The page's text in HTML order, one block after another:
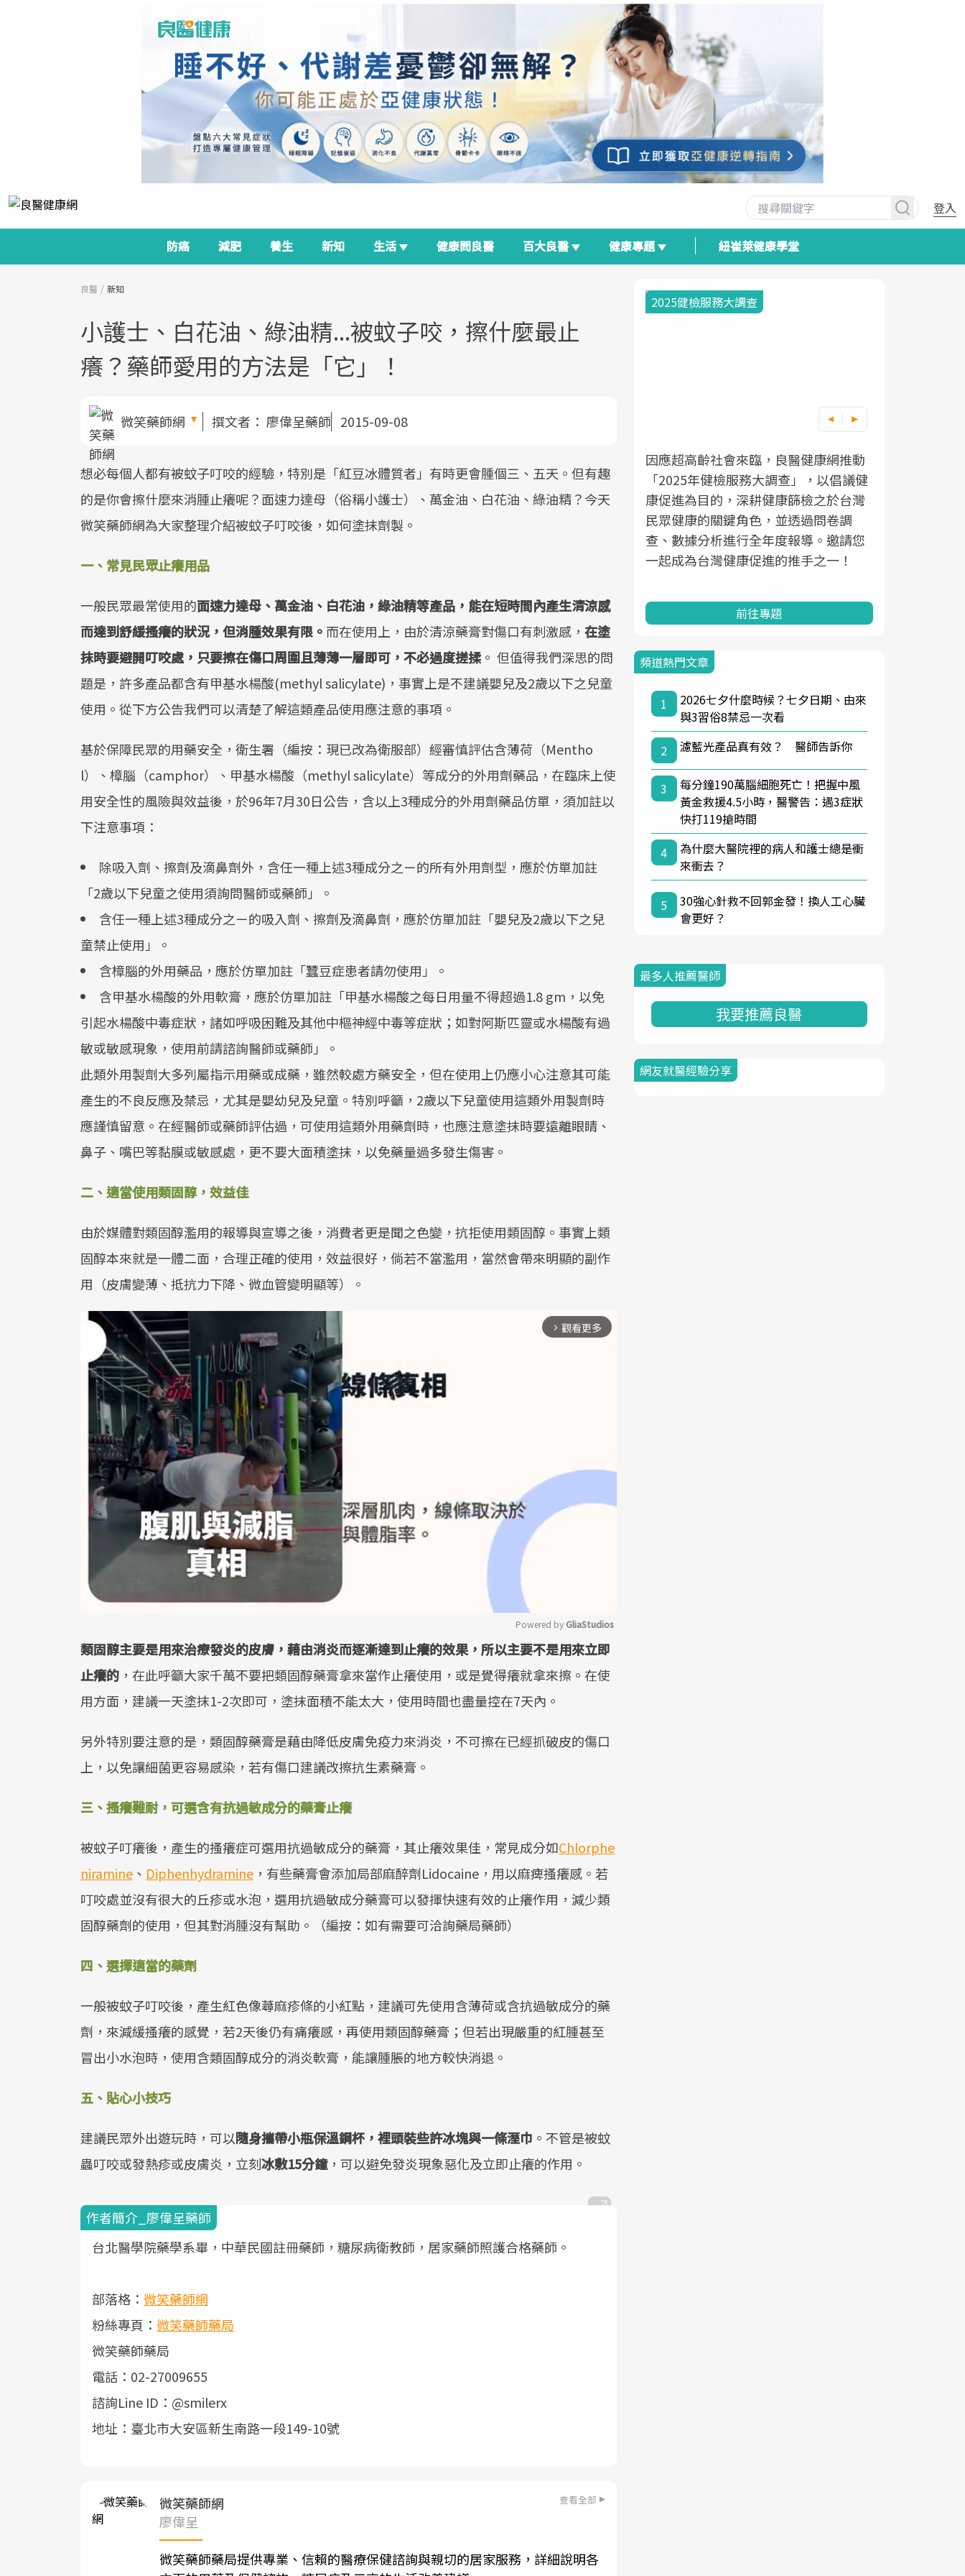
登入
防癌 減肥 養生 新知 生活 健康問良醫 百大良醫 健康專題 紐崔萊健康學堂
良醫 新知
小護士、白花油、綠油精...被蚊子咬，擦什麼最止
癢？藥師愛用的方法是「它」！
微笑藥師網 撰文者： 廖偉呈藥師 2015-09-08
想必每個人都有被蚊子叮咬的經驗，特別是「紅豆冰體質者」有時更會腫個三、五天。但有趣
的是你會擦什麼來消腫止癢呢？面速力達母（俗稱小護士）、萬金油、白花油、綠油精？今天
微笑藥師網為大家整理介紹被蚊子叮咬後，如何塗抹劑製。
一、常見民眾止癢用品
一般民眾最常使用的面速力達母、萬金油、白花油，綠油精等產品，能在短時間內產生清涼感
而達到舒緩搔癢的狀況，但消腫效果有限。 而在使用上，由於清涼藥膏對傷口有刺激感， 在塗
抹時要避開叮咬處，只要擦在傷口周圍且薄薄一層即可，不必過度搓揉 。 但值得我們深思的問
題是，許多產品都含有甲基水楊酸(methyl salicylate)，事實上是不建議嬰兒及2歲以下之兒童
使用。從下方公告我們可以清楚了解這類產品使用應注意的事項。
基於保障民眾的用藥安全，衛生署（編按：現已改為衛服部）經審慎評估含薄荷（Mentho
l）、樟腦（camphor）、甲基水楊酸（methyl salicylate）等成分的外用劑藥品，在臨床上使
用安全性的風險與效益後，於96年7月30日公告，含以上3種成分的外用劑藥品仿單，須加註以
下注意事項：
除吸入劑、擦劑及滴鼻劑外，含任一種上述3種成分之ㄧ的所有外用劑型，應於仿單加註
「2歲以下兒童之使用須詢問醫師或藥師」。
含任一種上述3種成分之ㄧ的吸入劑、擦劑及滴鼻劑，應於仿單加註「嬰兒及2歲以下之兒
童禁止使用」。
含樟腦的外用藥品，應於仿單加註「蠶豆症患者請勿使用」。
含甲基水楊酸的外用軟膏，應於仿單加註「甲基水楊酸之每日用量不得超過1.8 gm，以免
引起水楊酸中毒症狀，諸如呼吸困難及其他中樞神經中毒等症狀；如對阿斯匹靈或水楊酸有過
敏或敏感現象，使用前請諮詢醫師或藥師」。
此類外用製劑大多列屬指示用藥或成藥，雖然較處方藥安全，但在使用上仍應小心注意其可能
產生的不良反應及禁忌，尤其是嬰幼兒及兒童。特別呼籲，2歲以下兒童使用這類外用製劑時
應謹慎留意。在經醫師或藥師評估過，可使用這類外用藥劑時，也應注意塗抹時要遠離眼睛、
鼻子、嘴巴等黏膜或敏感處，更不要大面積塗抹，以免藥量過多發生傷害。
二、適當使用類固醇，效益佳
由於媒體對類固醇濫用的報導與宣導之後，消費者更是聞之色變，抗拒使用類固醇。事實上類
固醇本來就是一體二面，合理正確的使用，效益很好，倘若不當濫用，當然會帶來明顯的副作
用（皮膚變薄、抵抗力下降、微血管變明顯等）。
arrow_forward_ios 觀看更多
Mute
Powered by GliaStudios
類固醇主要是用來治療發炎的皮膚，藉由消炎而逐漸達到止癢的效果，所以主要不是用來立即
止癢的 ，在此呼籲大家千萬不要把類固醇藥膏拿來當作止癢使用，或是覺得癢就拿來擦。在使
用方面，建議一天塗抹1-2次即可，塗抹面積不能太大，使用時間也盡量控在7天內。
另外特別要注意的是，類固醇藥膏是藉由降低皮膚免疫力來消炎，不可擦在已經抓破皮的傷口
上，以免讓細菌更容易感染，若有傷口建議改擦抗生素藥膏。
三、搔癢難耐，可選含有抗過敏成分的藥膏止癢
被蚊子叮癢後，產生的搔癢症可選用抗過敏成分的藥膏，其止癢效果佳，常見成分如Chlorphe
niramine 、 Diphenhydramine ，有些藥膏會添加局部麻醉劑Lidocaine，用以麻痺搔癢感。若
叮咬處並沒有很大的丘疹或水泡，選用抗過敏成分藥膏可以發揮快速有效的止癢作用，減少類
固醇藥劑的使用，但其對消腫沒有幫助。（編按：如有需要可洽詢藥局藥師）
四、選擇適當的藥劑
一般被蚊子叮咬後，產生紅色像蕁麻疹條的小紅點，建議可先使用含薄荷或含抗過敏成分的藥
劑，來減緩搔癢的感覺，若2天後仍有痛癢感，再使用類固醇藥膏；但若出現嚴重的紅腫甚至
冒出小水泡時，使用含類固醇成分的消炎軟膏，能讓腫脹的地方較快消退。
五、貼心小技巧
建議民眾外出遊玩時，可以隨身攜帶小瓶保溫鋼杯，裡頭裝些許冰塊與一條溼巾 。不管是被蚊
蟲叮咬或發熱疹或皮膚炎，立刻冰敷15分鐘，可以避免發炎現象惡化及立即止癢的作用。
作者簡介_廖偉呈藥師
台北醫學院藥學系畢，中華民國註冊藥師，糖尿病衛教師，居家藥師照護合格藥師。
部落格： 微笑藥師網
粉絲專頁： 微笑藥師藥局
微笑藥師藥局
電話：02-27009655
諮詢Line ID：@smilerx
地址：臺北市大安區新生南路一段149-10號
微笑藥師網 查看全部
廖偉呈
微笑藥師藥局提供專業、信賴的醫療保健諮詢與親切的居家服務，詳細說明各
邁向「健康照護」的新時代。隨著國家
政策如「健康台灣推動委員會」與「長
照3.0」的推進，「預防醫學」已成全民
前往專題
健康新生活」，從講座、體驗到運動，
全面啟動你的健康革命！
前往專題
發，透過醫學觀點與日常感受的對話，
建立對亞健康的認知，進而引導實際的
改善行動。
前往專題
現在、未來的健康節點，理解身體的變
化，知道該如何照顧自己。
前往專題
2025健檢服務大調查
因應超高齡社會來臨，良醫健康網推動
「2025年健檢服務大調查」，以倡議健
康促進為目的，深耕健康篩檢之於台灣
民眾健康的關鍵角色，並透過問卷調
查、數據分析進行全年度報導。邀請您
一起成為台灣健康促進的推手之一！
前往專題
頻道熱門文章
1
2026七夕什麼時候？七夕日期、由來
與3習俗8禁忌一次看
2
濾藍光產品真有效？ 醫師告訴你
3
每分鐘190萬腦細胞死亡！把握中風
黃金救援4.5小時，醫警告：遇3症狀
快打119搶時間
4
為什麼大醫院裡的病人和護士總是衝
來衝去？
5
30強心針救不回郭金發！換人工心臟
會更好？
最多人推薦醫師
我要推薦良醫
網友就醫經驗分享